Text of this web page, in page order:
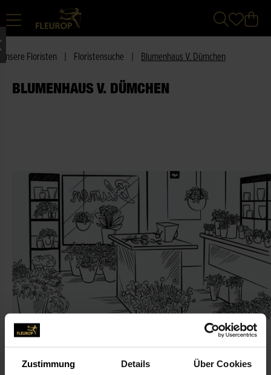
Zustimmung Details Über Cookies
Unsere Floristen Floristensuche Blumenhaus V. Dümchen
BLUMENHAUS V. DÜMCHEN